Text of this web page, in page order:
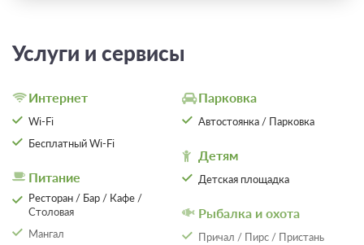
Услуги и сервисы
Интернет
Wi-Fi
Бесплатный Wi-Fi
Питание
Ресторан / Бар / Кафе /
Столовая
Мангал
Парковка
Автостоянка / Парковка
Детям
Детская площадка
Рыбалка и охота
Причал / Пирс / Пристань